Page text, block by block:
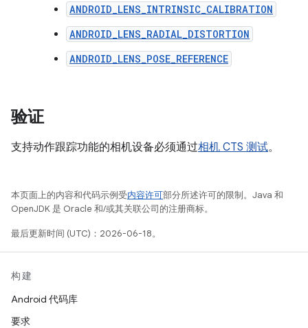
ANDROID_LENS_INTRINSIC_CALIBRATION
ANDROID_LENS_RADIAL_DISTORTION
ANDROID_LENS_POSE_REFERENCE
验证
支持动作跟踪功能的相机设备必须通过相机 CTS 测试。
本页面上的内容和代码示例受内容许可部分所述许可的限制。Java 和
OpenJDK 是 Oracle 和/或其关联公司的注册商标。
最后更新时间 (UTC)：2026-06-18。
构建
Android 代码库
要求